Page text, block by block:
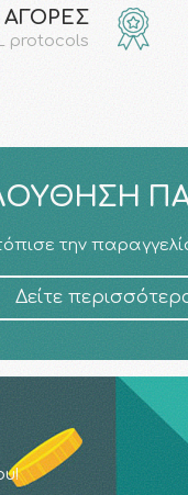
ΑΓΟΡΕΣ
protocols
την
Δείτε